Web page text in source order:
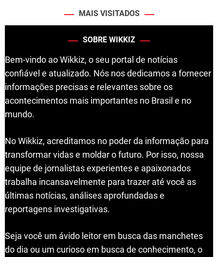
MAIS VISITADOS
SOBRE WIKKIZ
Bem-vindo ao Wikkiz, o seu portal de notícias
confiável e atualizado. Nós nos dedicamos a fornecer
informações precisas e relevantes sobre os
acontecimentos mais importantes no Brasil e no
mundo.
No Wikkiz, acreditamos no poder da informação para
transformar vidas e moldar o futuro. Por isso, nossa
equipe de jornalistas experientes e apaixonados
trabalha incansavelmente para trazer até você as
últimas notícias, análises aprofundadas e
reportagens investigativas.
Seja você um ávido leitor em busca das manchetes
do dia ou um curioso em busca de conhecimento, o